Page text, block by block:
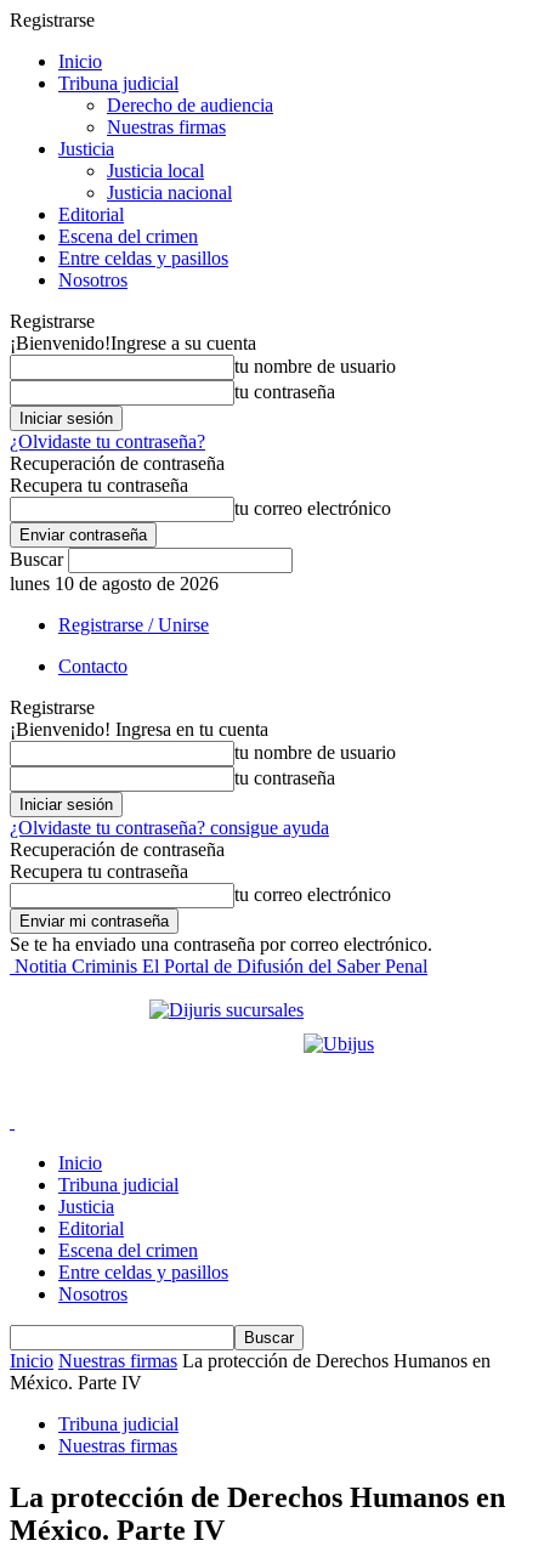
Registrarse
Inicio
Tribuna judicial
Derecho de audiencia
Nuestras firmas
Justicia
Justicia local
Justicia nacional
Editorial
Escena del crimen
Entre celdas y pasillos
Nosotros
Registrarse
¡Bienvenido!Ingrese a su cuenta
tu nombre de usuario
tu contraseña
¿Olvidaste tu contraseña?
Recuperación de contraseña
Recupera tu contraseña
tu correo electrónico
Buscar
lunes 10 de agosto de 2026
Registrarse / Unirse
Contacto
Registrarse
¡Bienvenido! Ingresa en tu cuenta
tu nombre de usuario
tu contraseña
¿Olvidaste tu contraseña? consigue ayuda
Recuperación de contraseña
Recupera tu contraseña
tu correo electrónico
Se te ha enviado una contraseña por correo electrónico.
Notitia Criminis El Portal de Difusión del Saber Penal
Inicio
Tribuna judicial
Justicia
Editorial
Escena del crimen
Entre celdas y pasillos
Nosotros
Inicio Nuestras firmas La protección de Derechos Humanos en
México. Parte IV
Tribuna judicial
Nuestras firmas
La protección de Derechos Humanos en
México. Parte IV